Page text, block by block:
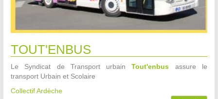
TOUT'ENBUS
Le Syndicat de Transport urbainTout'enbus
assure le
transport Urbain et Scolaire
Collectif Ardèche